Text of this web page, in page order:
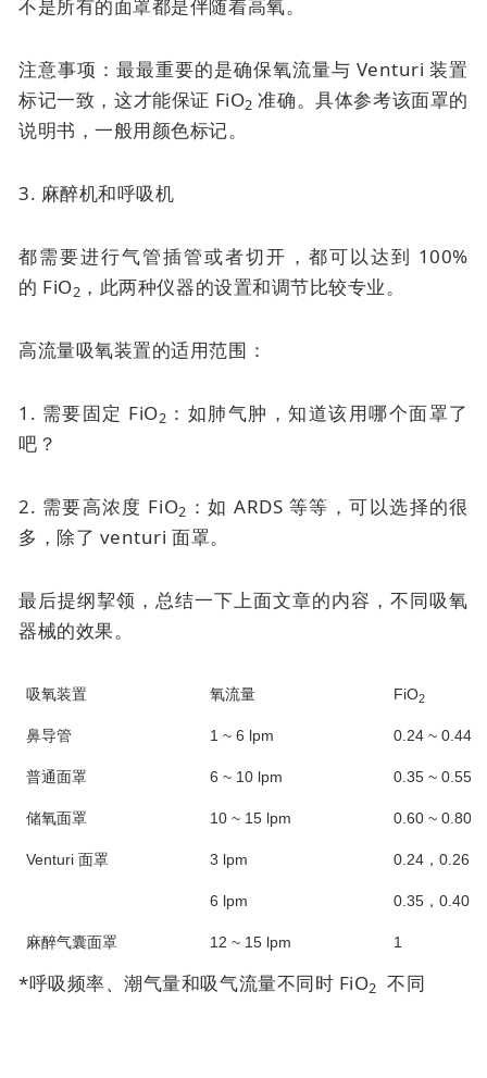
不是所有的面罩都是伴随着高氧。
注意事项：最最重要的是确保氧流量与 Venturi 装置
标记一致，这才能保证 FiO2 准确。具体参考该面罩的
说明书，一般用颜色标记。
3. 麻醉机和呼吸机
都需要进行气管插管或者切开，都可以达到 100%
的 FiO2 ，此两种仪器的设置和调节比较专业。
高流量吸氧装置的适用范围：
1. 需要固定 FiO2 ：如肺气肿，知道该用哪个面罩了
吧？
2. 需要高浓度 FiO2 ：如 ARDS 等等，可以选择的很
多，除了 venturi 面罩。
最后提纲挈领，总结一下上面文章的内容，不同吸氧
器械的效果。
吸氧装置 氧流量 FiO2
鼻导管 1 ~ 6 lpm 0.24 ~ 0.44*
普通面罩 6 ~ 10 lpm 0.35 ~ 0.55*
储氧面罩 10 ~ 15 lpm 0.60 ~ 0.80*
Venturi 面罩 3 lpm 0.24，0.26
6 lpm 0.35，0.40
麻醉气囊面罩 12 ~ 15 lpm 1
*呼吸频率、潮气量和吸气流量不同时 FiO2 不同